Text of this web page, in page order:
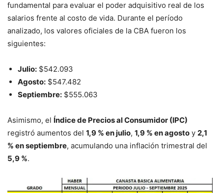
fundamental para evaluar el poder adquisitivo real de los
salarios frente al costo de vida. Durante el período
analizado, los valores oficiales de la CBA fueron los
siguientes:
Julio: $542.093
Agosto: $547.482
Septiembre: $555.063
Asimismo, el Índice de Precios al Consumidor (IPC)
registró aumentos del 1,9 % en julio, 1,9 % en agosto y 2,1
% en septiembre, acumulando una inflación trimestral del
5,9 %.